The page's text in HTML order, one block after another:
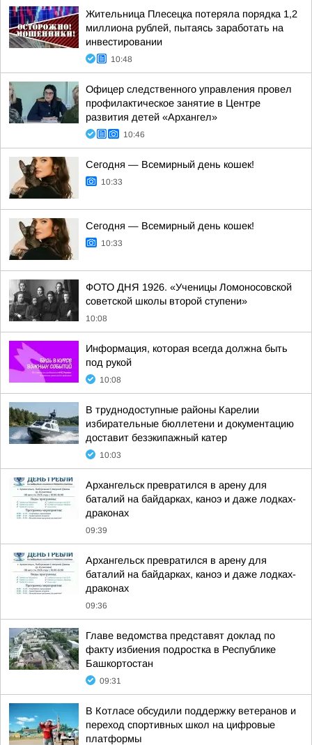
Жительница Плесецка потеряла порядка 1,2
миллиона рублей, пытаясь заработать на
инвестировании
10:48
Офицер следственного управления провел
профилактическое занятие в Центре
развития детей «Архангел»
10:46
Сегодня — Всемирный день кошек!
10:33
Сегодня — Всемирный день кошек!
10:33
ФОТО ДНЯ 1926. «Ученицы Ломоносовской
советской школы второй ступени»
10:08
Информация, которая всегда должна быть
под рукой
10:08
В труднодоступные районы Карелии
избирательные бюллетени и документацию
доставит безэкипажный катер
10:03
Архангельск превратился в арену для
баталий на байдарках, каноэ и даже лодках-
драконах
09:39
Архангельск превратился в арену для
баталий на байдарках, каноэ и даже лодках-
драконах
09:36
Главе ведомства представят доклад по
факту избиения подростка в Республике
Башкортостан
09:31
В Котласе обсудили поддержку ветеранов и
переход спортивных школ на цифровые
платформы